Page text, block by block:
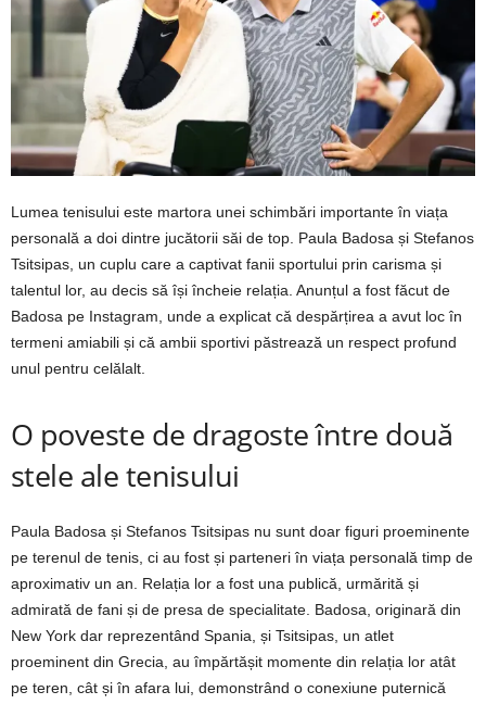
Lumea tenisului este martora unei schimbări importante în viața
personală a doi dintre jucătorii săi de top. Paula Badosa și Stefanos
Tsitsipas, un cuplu care a captivat fanii sportului prin carisma și
talentul lor, au decis să își încheie relația. Anunțul a fost făcut de
Badosa pe Instagram, unde a explicat că despărțirea a avut loc în
termeni amiabili și că ambii sportivi păstrează un respect profund
unul pentru celălalt.
O poveste de dragoste între două
stele ale tenisului
Paula Badosa și Stefanos Tsitsipas nu sunt doar figuri proeminente
pe terenul de tenis, ci au fost și parteneri în viața personală timp de
aproximativ un an. Relația lor a fost una publică, urmărită și
admirată de fani și de presa de specialitate. Badosa, originară din
New York dar reprezentând Spania, și Tsitsipas, un atlet
proeminent din Grecia, au împărtășit momente din relația lor atât
pe teren, cât și în afara lui, demonstrând o conexiune puternică